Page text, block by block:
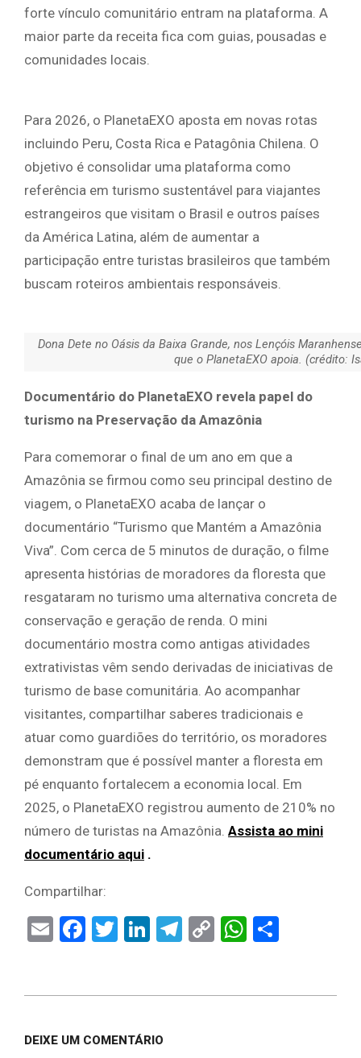
forte vínculo comunitário entram na plataforma. A
maior parte da receita fica com guias, pousadas e
comunidades locais.
Para 2026, o PlanetaEXO aposta em novas rotas
incluindo Peru, Costa Rica e Patagônia Chilena. O
objetivo é consolidar uma plataforma como
referência em turismo sustentável para viajantes
estrangeiros que visitam o Brasil e outros países
da América Latina, além de aumentar a
participação entre turistas brasileiros que também
buscam roteiros ambientais responsáveis.
Dona Dete no Oásis da Baixa Grande, nos Lençóis
que o PlanetaEXO apoia. (crédito:
Documentário do PlanetaEXO revela papel do
turismo na Preservação da Amazônia
Para comemorar o final de um ano em que a
Amazônia se firmou como seu principal destino de
viagem, o PlanetaEXO acaba de lançar o
documentário “Turismo que Mantém a Amazônia
Viva”. Com cerca de 5 minutos de duração, o filme
apresenta histórias de moradores da floresta que
resgataram no turismo uma alternativa concreta de
conservação e geração de renda. O mini
documentário mostra como antigas atividades
extrativistas vêm sendo derivadas de iniciativas de
turismo de base comunitária. Ao acompanhar
visitantes, compartilhar saberes tradicionais e
atuar como guardiões do território, os moradores
demonstram que é possível manter a floresta em
pé enquanto fortalecem a economia local. Em
2025, o PlanetaEXO registrou aumento de 210% no
número de turistas na Amazônia. Assista ao mini
documentário aqui .
Compartilhar:
EmailFacebook
Twitter
LinkedIn
Telegram
Copy
DEIXE UM COMENTÁRIO